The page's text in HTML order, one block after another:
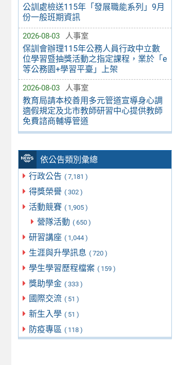
公訓處檢送115年「發展職能系列」9月
份一般班期資訊
2026-08-03 人事室
保訓會辦理115年公務人員行政中立數
位學習暨抽獎活動之指定課程，業於「e
等公務園+學習平臺」上架
2026-08-03 人事室
教育局請本校善用多元管道宣導身心調
適假規定及北市教師研習中心提供教師
免費諮商輔導管道
依公告類別彙總
行政公告 ( 7,181 )
得獎榮譽 ( 302 )
活動競賽 ( 1,905 )
營隊活動 ( 650 )
研習講座 ( 1,044 )
生涯與升學訊息 ( 720 )
學生學習歷程檔案 ( 159 )
獎助學金 ( 333 )
國際交流 ( 51 )
新生入學 ( 51 )
防疫專區 ( 118 )